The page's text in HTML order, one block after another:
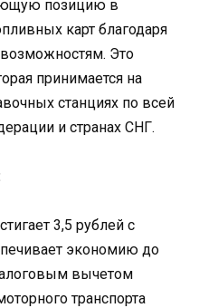
позицию в
карт благодаря
Это
принимается на
станциях по всей
и странах СНГ.
3,5 рублей с
экономию до
вычетом
транспорта